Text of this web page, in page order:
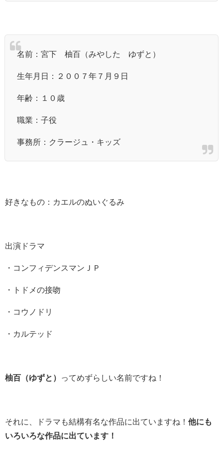
名前：宮下 柚百（みやした ゆずと）
生年月日：２００７年７月９日
年齢：１０歳
職業：子役
事務所：クラージュ・キッズ
好きなもの：カエルのぬいぐるみ
出演ドラマ
・コンフィデンスマンＪＰ
・トドメの接吻
・コウノドリ
・カルテッド
柚百（ゆずと） ってめずらしい名前ですね！
それに、ドラマも結構有名な作品に出ていますね！ 他にも
いろいろな作品に出ています！